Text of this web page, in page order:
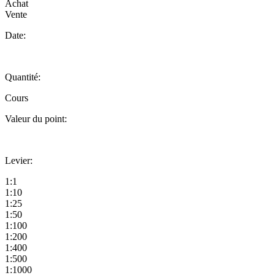
Achat
Vente
Date:
Quantité:
Cours
Valeur du point:
Levier:
1:1
1:10
1:25
1:50
1:100
1:200
1:400
1:500
1:1000